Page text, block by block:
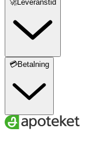
🚀Leveranstid
💳Betalning